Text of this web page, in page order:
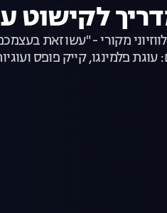
לקישוט עוגות
מקורי - "עשו זאת
פלמינגו, קייק פופס